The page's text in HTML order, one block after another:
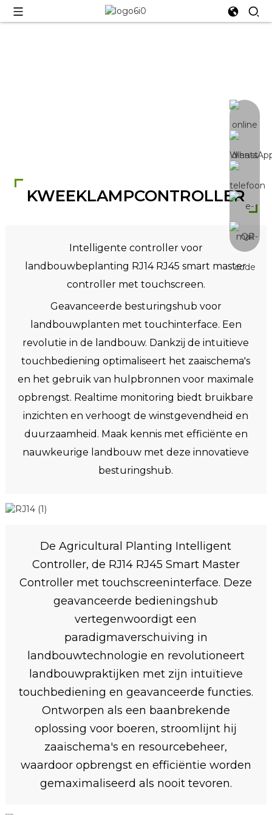
KWEEKLAMPCONTROLLER
Intelligente controller voor
landbouwbeplanting RJ14 RJ45 smart master
controller met touchscreen.
Geavanceerde besturingshub voor
landbouwplanten met touchinterface. Een
revolutie in de landbouw. ​​Dankzij de intuïtieve
touchbediening optimaliseert het zaaischema's
en het gebruik van hulpbronnen voor maximale
opbrengst. Realtime monitoring biedt bruikbare
inzichten en verhoogt de winstgevendheid en
duurzaamheid. Maak kennis met efficiënte en
nauwkeurige landbouw met deze innovatieve
besturingshub.
De Agricultural Planting Intelligent
Controller, de RJ14 RJ45 Smart Master
Controller met touchscreeninterface. Deze
geavanceerde bedieningshub
vertegenwoordigt een
paradigmaverschuiving in
landbouwtechnologie en revolutioneert
landbouwpraktijken met zijn intuïtieve
touchbediening en geavanceerde functies.
Ontworpen als een baanbrekende
oplossing voor boeren, stroomlijnt hij
zaaischema's en resourcebeheer,
waardoor opbrengst en efficiëntie worden
gemaximaliseerd als nooit tevoren.